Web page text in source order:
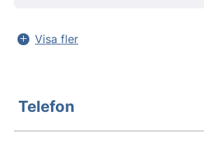
Visa fler
Telefon